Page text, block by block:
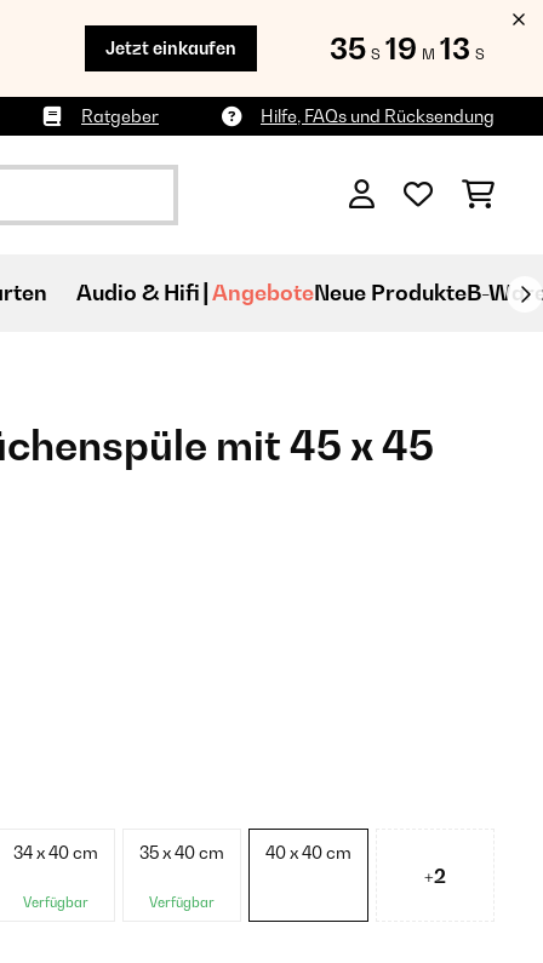
Jetzt einkaufen 35 S 19 M 12 S
Ratgeber Hilfe, FAQs und Rücksendung
Audio & Hifi AngeboteNeue ProdukteB-
mit 45 x 45
34 x 40 cm
Verfügbar
35 x 40 cm
Verfügbar
40 x 40 cm
+2